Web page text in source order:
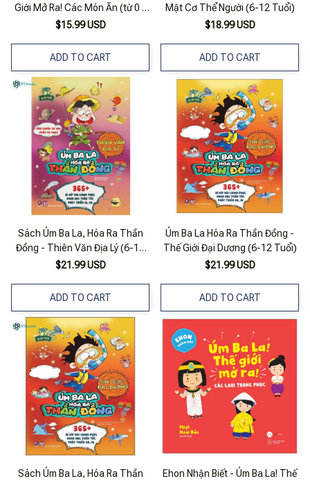
Giới Mở Ra! Các Món Ăn (từ 0 -
3 Tuổi)
$15.99 USD
ADD TO CART
Mật Cơ Thể Người (6-12 Tuổi)
$18.99 USD
ADD TO CART
Sách Úm Ba La, Hóa Ra Thần
Đồng - Thiên Văn Địa Lý (6-12
Tuổi)
$21.99 USD
ADD TO CART
Úm Ba La Hóa Ra Thần Đồng -
Thế Giới Đại Dương (6-12 Tuổi)
$21.99 USD
ADD TO CART
Sách Úm Ba La, Hóa Ra Thần Ehon Nhận Biết - Úm Ba La! Thế